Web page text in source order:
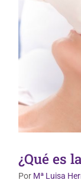
¿Qué es
Por Mª Luisa